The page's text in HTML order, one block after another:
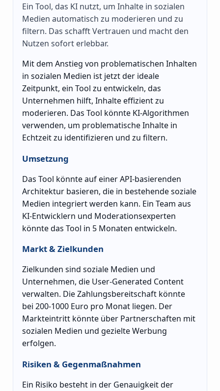
Ein Tool, das KI nutzt, um Inhalte in sozialen
Medien automatisch zu moderieren und zu
filtern. Das schafft Vertrauen und macht den
Nutzen sofort erlebbar.
Mit dem Anstieg von problematischen Inhalten
in sozialen Medien ist jetzt der ideale
Zeitpunkt, ein Tool zu entwickeln, das
Unternehmen hilft, Inhalte effizient zu
moderieren. Das Tool könnte KI-Algorithmen
verwenden, um problematische Inhalte in
Echtzeit zu identifizieren und zu filtern.
Umsetzung
Das Tool könnte auf einer API-basierenden
Architektur basieren, die in bestehende soziale
Medien integriert werden kann. Ein Team aus
KI-Entwicklern und Moderationsexperten
könnte das Tool in 5 Monaten entwickeln.
Markt & Zielkunden
Zielkunden sind soziale Medien und
Unternehmen, die User-Generated Content
verwalten. Die Zahlungsbereitschaft könnte
bei 200-1000 Euro pro Monat liegen. Der
Markteintritt könnte über Partnerschaften mit
sozialen Medien und gezielte Werbung
erfolgen.
Risiken & Gegenmaßnahmen
Ein Risiko besteht in der Genauigkeit der